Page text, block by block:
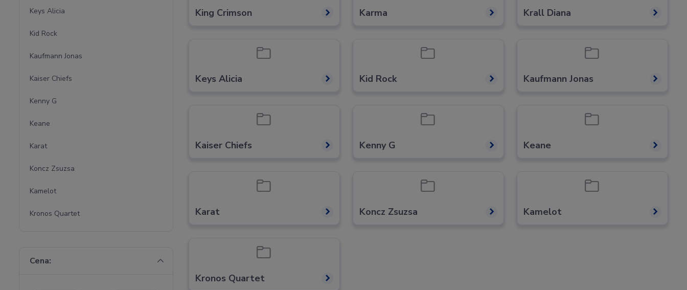
King Crimson Karma Krall Diana
Keys Alicia Kid Rock Kaufmann Jonas
Kaiser Chiefs Kenny G Keane
Karat Koncz Zsuzsa Kamelot
Kronos Quartet
Keys Alicia
Kid Rock
Kaufmann Jonas
Kaiser Chiefs
Kenny G
Keane
Karat
Koncz Zsuzsa
Kamelot
Kronos Quartet
Cena: